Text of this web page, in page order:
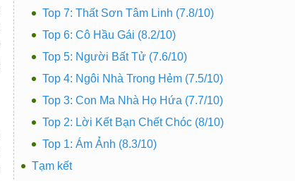
Top 7: Thất Sơn Tâm Linh (7.8/10)
Top 6: Cô Hầu Gái (8.2/10)
Top 5: Người Bất Tử (7.6/10)
Top 4: Ngôi Nhà Trong Hẻm (7.5/10)
Top 3: Con Ma Nhà Họ Hứa (7.7/10)
Top 2: Lời Kết Bạn Chết Chóc (8/10)
Top 1: Ám Ảnh (8.3/10)
Tạm kết